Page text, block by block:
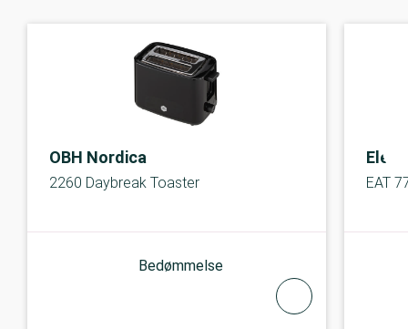
OBH Nordica
2260 Daybreak Toaster
Bedømmelse
EAT